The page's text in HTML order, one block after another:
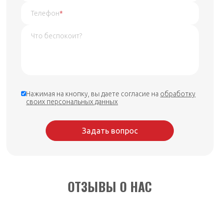
Телефон*
Нажимая на кнопку, вы даете согласие на обработку
своих персональных данных
Задать вопрос
ОТЗЫВЫ О НАС